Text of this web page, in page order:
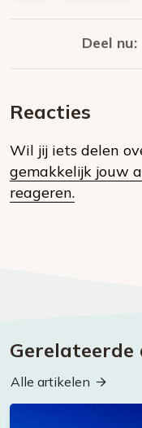
Deel nu:
Reacties
Wil jij iets delen
gemakkelijk jouw
reageren.
Alle artikelen